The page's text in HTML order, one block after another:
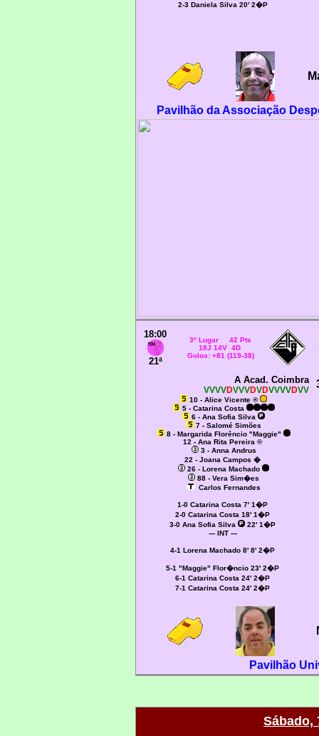
2-3 Daniela Silva 20' 2�P
Pavilhão da Associação
18:00
21ª
3º Lugar 42 Pts
18J 14V 4D
Golos: +81 (119-38)
A Acad. Coimbra
VVVVDVVVDVDVVVVDVV
10 - Alice Vicente ®
5 - Catarina Costa
6 - Ana Sofia Silva
7 - Salomé Simões
8 - Margarida Florêncio "Maggie"
12 - Ana Rita Pereira ®
3 - Anna Andrus
22 - Joana Campos �
26 - Lorena Machado
88 - Vera Sim�es
Carlos Fernandes
1-0 Catarina Costa 7' 1�P
2-0 Catarina Costa 18' 1�P
3-0 Ana Sofia Silva
22' 1�P
--- INT ---
4-1 Lorena Machado 8' 8' 2�P
5-1 "Maggie" Flor�ncio 23' 2�P
6-1 Catarina Costa 24' 2�P
7-1 Catarina Costa 24' 2�P
Pavilhão
Sábado,